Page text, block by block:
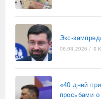
Экс-
06.08.2026 / 0
«40 дней
просьбами